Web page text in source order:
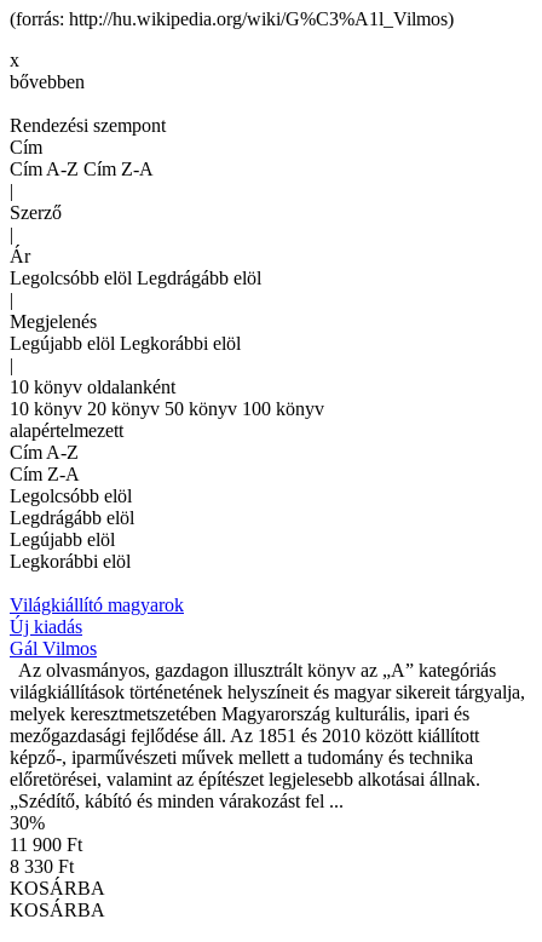
(forrás: http://hu.wikipedia.org/wiki/G%C3%A1l_Vilmos)
x
bővebben
Rendezési szempont
Cím
Cím A-Z Cím Z-A
|
Szerző
|
Ár
Legolcsóbb elöl Legdrágább elöl
|
Megjelenés
Legújabb elöl Legkorábbi elöl
|
10 könyv oldalanként
10 könyv 20 könyv 50 könyv 100 könyv
alapértelmezett
Cím A-Z
Cím Z-A
Legolcsóbb elöl
Legdrágább elöl
Legújabb elöl
Legkorábbi elöl
Világkiállító magyarok
Új kiadás
Gál Vilmos
Az olvasmányos, gazdagon illusztrált könyv az „A” kategóriás
világkiállítások történetének helyszíneit és magyar sikereit tárgyalja,
melyek keresztmetszetében Magyarország kulturális, ipari és
mezőgazdasági fejlődése áll. Az 1851 és 2010 között kiállított
képző-, iparművészeti művek mellett a tudomány és technika
előretörései, valamint az építészet legjelesebb alkotásai állnak.
„Szédítő, kábító és minden várakozást fel ...
30%
11 900 Ft
8 330 Ft
KOSÁRBA
KOSÁRBA